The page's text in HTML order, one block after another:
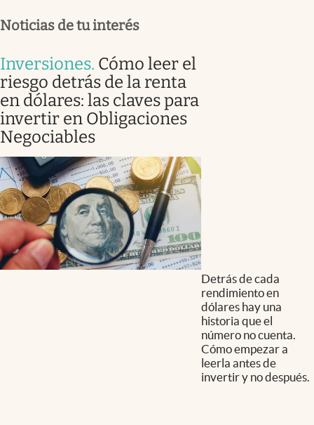
Noticias de tu interés
Inversiones. Cómo leer el
riesgo detrás de la renta
en dólares: las claves para
invertir en Obligaciones
Negociables
Detrás de cada
rendimiento en
dólares hay una
historia que el
número no cuenta.
Cómo empezar a
leerla antes de
invertir y no después.